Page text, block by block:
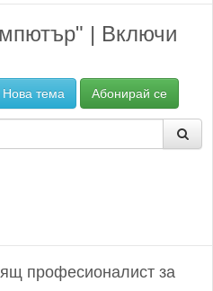
| Включи
Нова тема Абонирай се
професионалист за